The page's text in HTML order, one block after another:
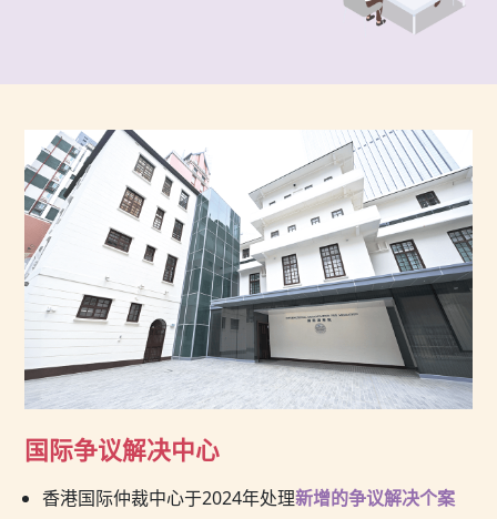
国际争议解决中心
香港国际仲裁中心于2024年处理新增的争议解决个案